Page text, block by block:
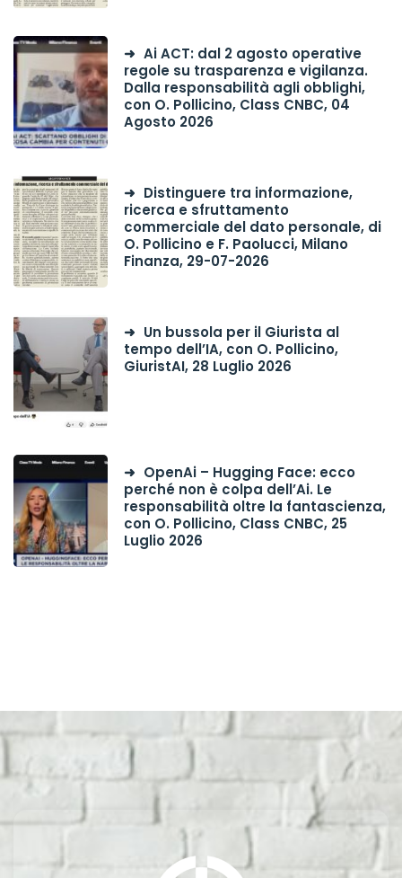
Ai ACT: dal 2 agosto operative
regole su trasparenza e vigilanza.
Dalla responsabilità agli obblighi,
con O. Pollicino, Class CNBC, 04
Agosto 2026
Distinguere tra informazione,
ricerca e sfruttamento
commerciale del dato personale, di
O. Pollicino e F. Paolucci, Milano
Finanza, 29-07-2026
Un bussola per il Giurista al
tempo dell’IA, con O. Pollicino,
GiuristAI, 28 Luglio 2026
OpenAi – Hugging Face: ecco
perché non è colpa dell’Ai. Le
responsabilità oltre la fantascienza,
con O. Pollicino, Class CNBC, 25
Luglio 2026